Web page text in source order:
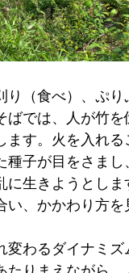
り（食べ）、ぷり
ばでは、人が竹
ます。火を入れる
種子が目をさまし
に生きようとしま
い、かかわり方を
変わるダイナミズ